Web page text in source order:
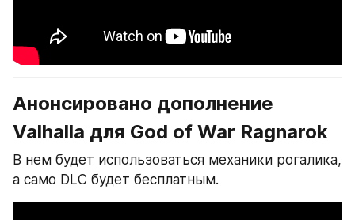
Анонсировано дополнение
Valhalla для God of War Ragnarok
В нем будет использоваться механики рогалика,
а само DLC будет бесплатным.